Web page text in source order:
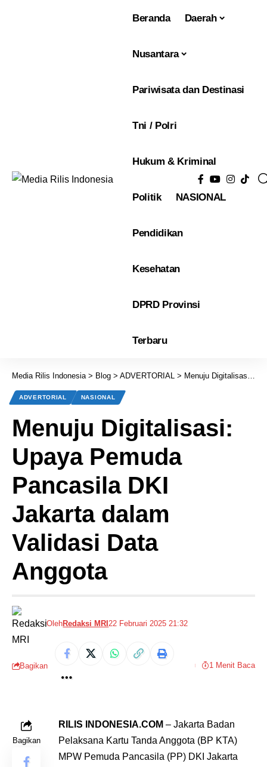
Beranda Daerah
Nusantara
Pariwisata dan Destinasi
Tni / Polri
Hukum & Kriminal
Politik NASIONAL
Pendidikan
Kesehatan
DPRD Provinsi
Terbaru
Media Rilis Indonesia> Blog > ADVERTORIAL > Menuju Digitalisasi: Upaya Pemuda Pancasila DKI Jakarta dalam Validasi Data Anggota
ADVERTORIAL NASIONAL
Menuju Digitalisasi:
Upaya Pemuda
Pancasila DKI
Jakarta dalam
Validasi Data
Anggota
OlehRedaksi MRI22 Februari 2025 21:32
Bagikan 1 Menit Baca
Bagikan
RILIS INDONESIA.COM – Jakarta Badan
Pelaksana Kartu Tanda Anggota (BP KTA)
MPW Pemuda Pancasila (PP) DKI Jakarta